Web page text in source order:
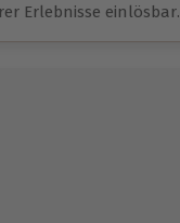
Erlebnisse einlösbar.